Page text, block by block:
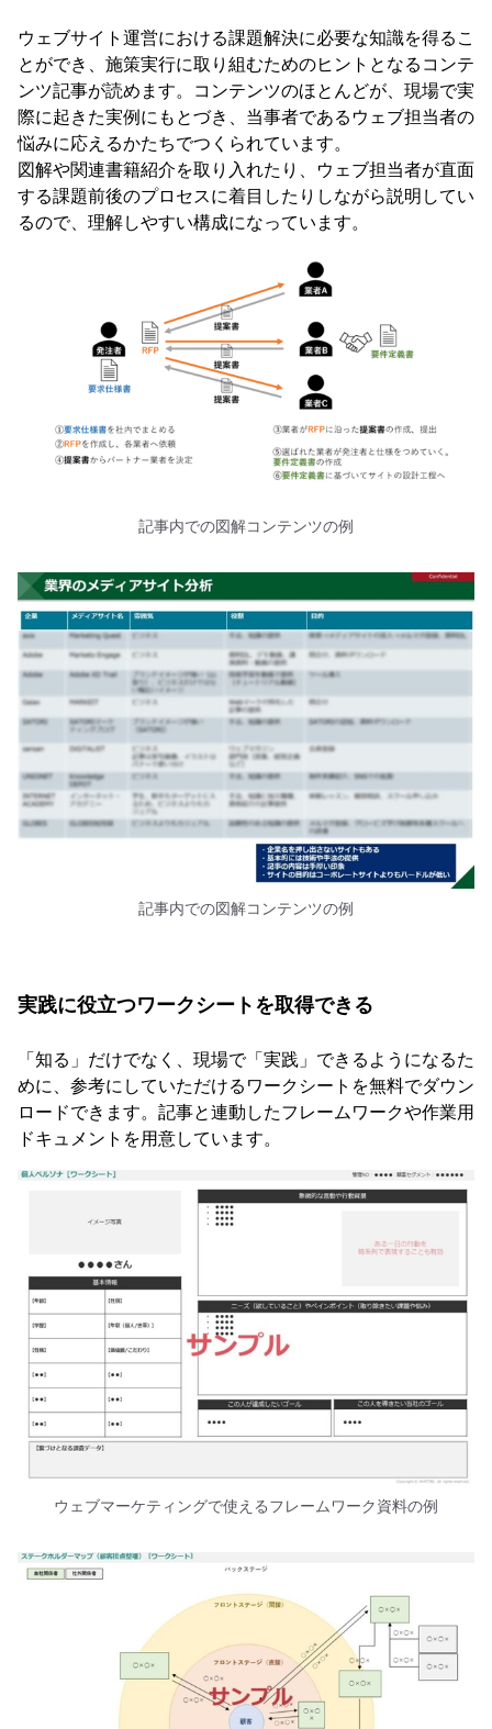
ウェブサイト運営における課題解決に必要な知識を得るこ
とができ、施策実行に取り組むためのヒントとなるコンテ
ンツ記事が読めます。コンテンツのほとんどが、現場で実
際に起きた実例にもとづき、当事者であるウェブ担当者の
悩みに応えるかたちでつくられています。
図解や関連書籍紹介を取り入れたり、ウェブ担当者が直面
する課題前後のプロセスに着目したりしながら説明してい
るので、理解しやすい構成になっています。
記事内での図解コンテンツの例
記事内での図解コンテンツの例
実践に役立つワークシートを取得できる
「知る」だけでなく、現場で「実践」できるようになるた
めに、参考にしていただけるワークシートを無料でダウン
ロードできます。記事と連動したフレームワークや作業用
ドキュメントを用意しています。
ウェブマーケティングで使えるフレームワーク資料の例